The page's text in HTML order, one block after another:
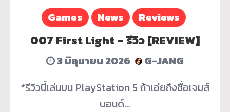
Games News Reviews
007 First Light – รีวิว [REVIEW]
3 มิถุนายน 2026
G-JANG
*รีวิวนี้เล่นบน PlayStation 5 ถ้าเอ่ยถึงชื่อเจมส์
บอนด์…